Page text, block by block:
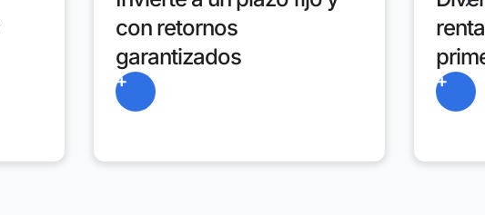
con retornos
garantizados
+ +